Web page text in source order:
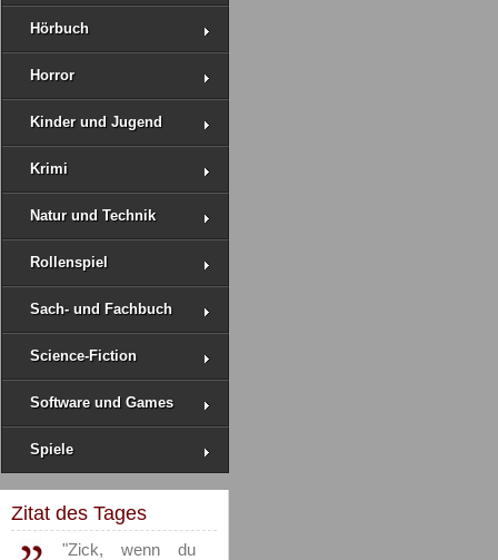
Hörbuch
Horror
Kinder und Jugend
Krimi
Natur und Technik
Rollenspiel
Sach- und Fachbuch
Science-Fiction
Software und Games
Spiele
Zitat des Tages
"Zick, wenn du